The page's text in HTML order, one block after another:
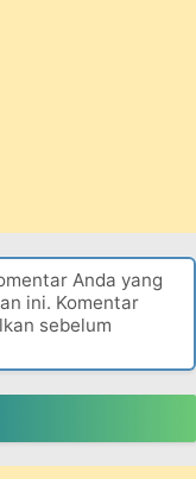
Anda yang
ini. Komentar
sebelum